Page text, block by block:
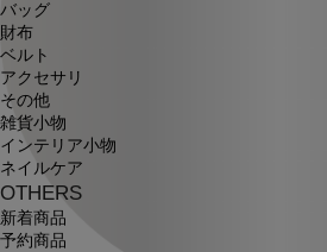
バッグ
財布
ベルト
アクセサリ
その他
雑貨小物
インテリア小物
ネイルケア
OTHERS
新着商品
予約商品